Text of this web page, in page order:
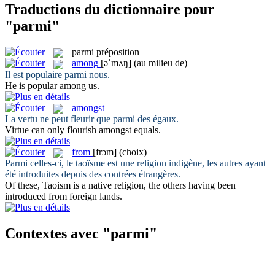
Traductions du dictionnaire pour
"parmi"
parmi préposition
among [əˈmʌŋ] (au milieu de)
Il est populaire parmi nous.
He is popularamong us.
amongst
La vertu ne peut fleurir que parmi des égaux.
Virtue can only flourish amongst equals.
from [frɔm] (choix)
Parmi celles-ci, le taoïsme est une religion indigène, les autres ayant
été introduites depuis des contrées étrangères.
Of these, Taoism is a native religion, the others having been
introduced from foreign lands.
Contextes avec "parmi"